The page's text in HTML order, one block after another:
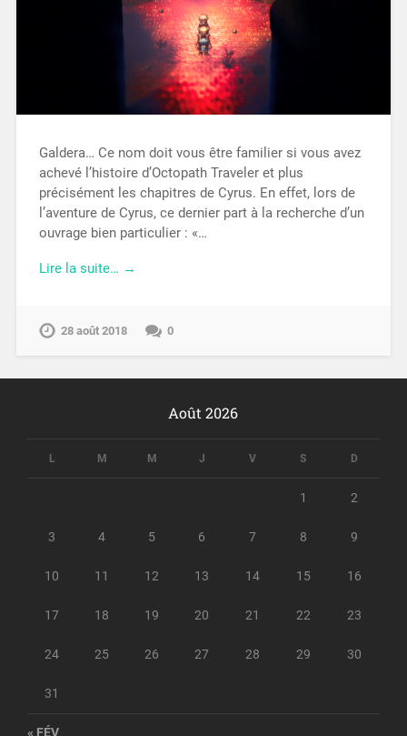
Galdera… Ce nom doit vous être familier si vous avez
achevé l’histoire d’Octopath Traveler et plus
précisément les chapitres de Cyrus. En effet, lors de
l’aventure de Cyrus, ce dernier part à la recherche d’un
ouvrage bien particulier : «…
Lire la suite… →
28 août 2018 0
Août 2026
L M M J V S D
1 2
3 4 5 6 7 8 9
10 11 12 13 14 15 16
17 18 19 20 21 22 23
24 25 26 27 28 29 30
31
« FÉV